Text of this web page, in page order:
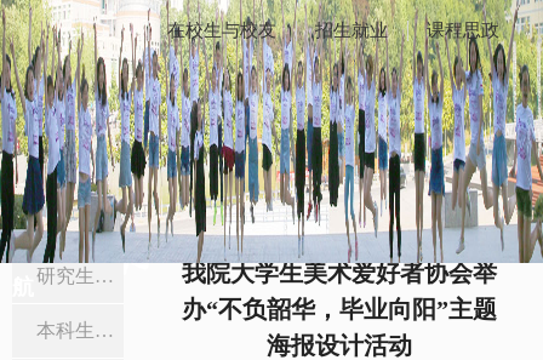
在校生与校友 招生就业 课程思政
栏目导
研究生工作
本科生工作
学生社团
当前位置: > 在校生与校友> 学生社团 > 正文
我院大学生美术爱好者协会举
办“不负韶华，毕业向阳”主题
海报设计活动